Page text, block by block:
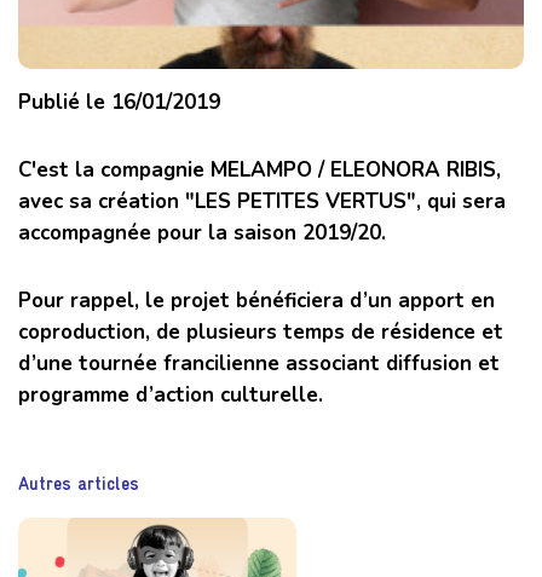
Publié le 16/01/2019
C'est la compagnie MELAMPO / ELEONORA RIBIS,
avec sa création "LES PETITES VERTUS", qui sera
accompagnée pour la saison 2019/20.
Pour rappel, le projet bénéficiera d’un apport en
coproduction, de plusieurs temps de résidence et
d’une tournée francilienne associant diffusion et
programme d’action culturelle.
Autres articles